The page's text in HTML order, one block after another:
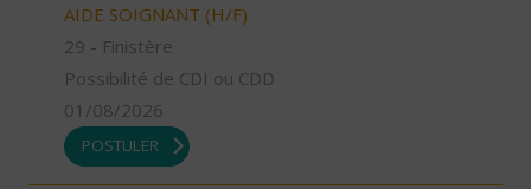
AIDE SOIGNANT (H/F)
29 - Finistère
Possibilité de CDI ou CDD
01/08/2026
POSTULER